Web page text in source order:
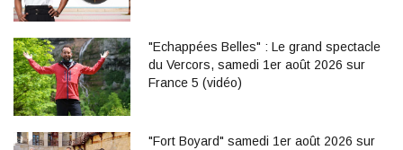
"Echappées Belles" : Le grand spectacle
du Vercors, samedi 1er août 2026 sur
France 5 (vidéo)
"Fort Boyard" samedi 1er août 2026 sur